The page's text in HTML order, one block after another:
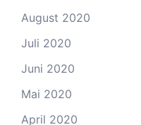
August 2020
Juli 2020
Juni 2020
Mai 2020
April 2020